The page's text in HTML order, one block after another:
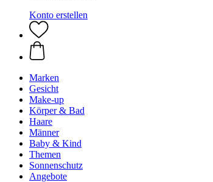
Konto erstellen
Marken
Gesicht
Make-up
Körper & Bad
Haare
Männer
Baby & Kind
Themen
Sonnenschutz
Angebote